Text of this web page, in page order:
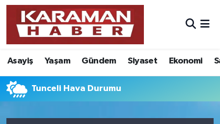
Asayiş Yaşam Gündem Siyaset Ekonomi
Tunceli Hava Durumu
Asayiş
Bilim - Teknoloji
Eğitim
Nöbetçi Eczaneler
Hava Durumu
Karaman Namaz Vakitleri